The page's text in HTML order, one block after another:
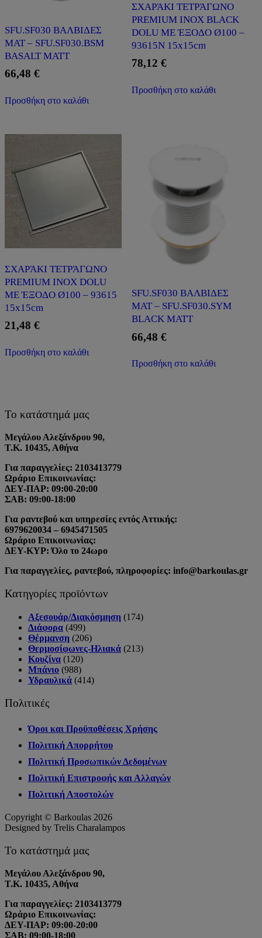
SFU.SF030 ΒΑΛΒΙΔΕΣ
ΜΑΤ – SFU.SF030.BSM
BASALT MATT
66,48 €
Προσθήκη στο καλάθι
ΣΧΑΡΆΚΙ ΤΕΤΡΆΓΩΝΟ
PREMIUM INOX BLACK
DOLU ΜΕ ΈΞΟΔΟ Ø100 –
93615Ν 15x15cm
78,12 €
Προσθήκη στο καλάθι
ΣΧΑΡΆΚΙ ΤΕΤΡΆΓΩΝΟ
PREMIUM INOX DOLU
ΜΕ ΈΞΟΔΟ Ø100 – 93615
15x15cm
21,48 €
Προσθήκη στο καλάθι
SFU.SF030 ΒΑΛΒΙΔΕΣ
ΜΑΤ – SFU.SF030.SYM
BLACK MATT
66,48 €
Προσθήκη στο καλάθι
Το κατάστημά μας
Μεγάλου Αλεξάνδρου 90,
Τ.Κ. 10435, Αθήνα
Για παραγγελίες: 2103413779
Ωράριο Επικοινωνίας:
ΔΕΥ-ΠΑΡ: 09:00-20:00
ΣΑΒ: 09:00-18:00
Για ραντεβού και υπηρεσίες εντός Αττικής:
6979620034 – 6945471505
Ωράριο Επικοινωνίας:
ΔΕΥ-ΚΥΡ: Όλο το 24ωρο
Για παραγγελίες, ραντεβού, πληροφορίες: info@barkoulas.gr
Κατηγορίες προϊόντων
Αξεσουάρ/Διακόσμηση (174)
Διάφορα (499)
Θέρμανση (206)
Θερμοσίφωνες-Ηλιακά (213)
Κουζίνα (120)
Μπάνιο (988)
Υδραυλικά (414)
Πολιτικές
Όροι και Προϋποθέσεις Χρήσης
Πολιτική Απορρήτου
Πολιτική Προσωπικών Δεδομένων
Πολιτική Επιστροφής και Αλλαγών
Πολιτική Αποστολών
Copyright © Barkoulas 2026
Designed by Trelis Charalampos
Το κατάστημά μας
Μεγάλου Αλεξάνδρου 90,
Τ.Κ. 10435, Αθήνα
Για παραγγελίες: 2103413779
Ωράριο Επικοινωνίας:
ΔΕΥ-ΠΑΡ: 09:00-20:00
ΣΑΒ: 09:00-18:00